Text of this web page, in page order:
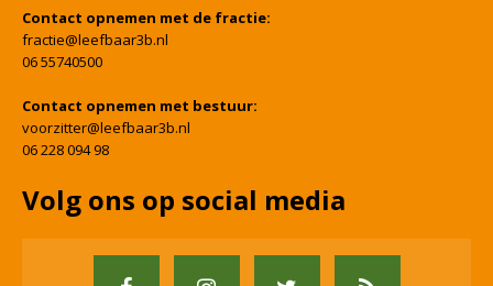
Contact opnemen met de fractie:
fractie@leefbaar3b.nl
06 55740500
Contact opnemen met bestuur:
voorzitter@leefbaar3b.nl
06 228 094 98
Volg ons op social media